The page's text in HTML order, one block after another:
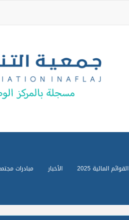
القوائم المالية 2025 الأخبار مبادرات